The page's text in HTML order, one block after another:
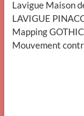
Lavigue Maison
LAVIGUE
Mapping GOTHIC
Mouvement